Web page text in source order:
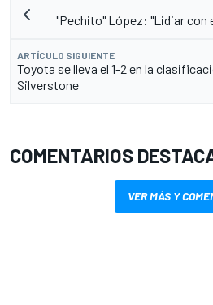
"Pechito" López: "Lidiar con
ARTÍCULO SIGUIENTE
Toyota se lleva el 1-2 en la
Silverstone
COMENTARIOS
VER MÁS Y